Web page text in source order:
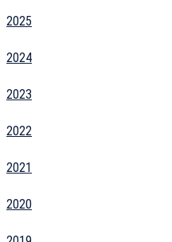
2025
2024
2023
2022
2021
2020